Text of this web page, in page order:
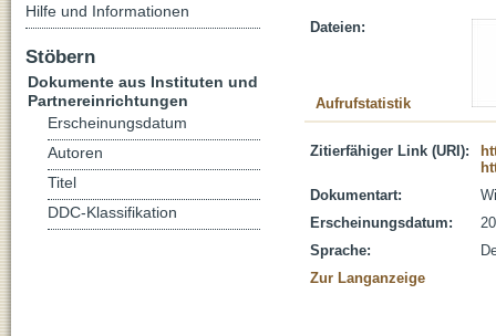
Dateien:
Aufrufstatistik
Zitierfähiger Link (URI):
Dokumentart:
Erscheinungsdatum:
Sprache:
Zur Langanzeige
Hilfe und Informationen
Stöbern
Dokumente aus Instituten und
Partnereinrichtungen
Erscheinungsdatum
Autoren
Titel
DDC-Klassifikation